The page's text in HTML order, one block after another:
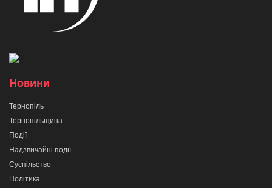
Новини
Тернопіль
Тернопільщина
Події
Надзвичайні події
Суспільство
Політика